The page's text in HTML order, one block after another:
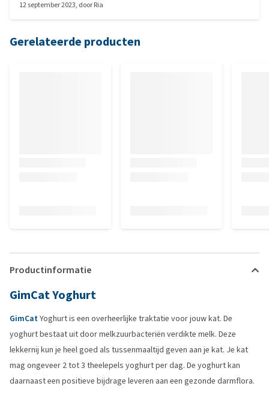
12 september 2023, doorRia
Gerelateerde producten
Productinformatie
GimCat Yoghurt
GimCatYoghurt is een overheerlijke traktatie voor jouw kat. De
yoghurt bestaat uit door melkzuurbacteriën verdikte melk. Deze
lekkernij kun je heel goed als tussenmaaltijd geven aan je kat. Je kat
mag ongeveer 2 tot 3 theelepels yoghurt per dag. De yoghurt kan
daarnaast een positieve bijdrage leveren aan een gezonde darmflora.